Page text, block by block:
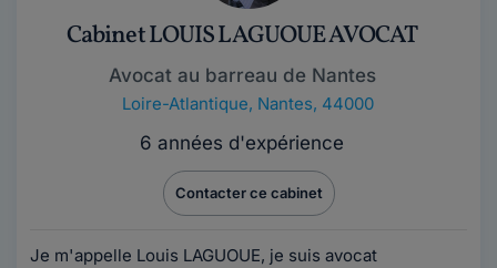
Cabinet LOUIS LAGUOUE AVOCAT
Avocat au barreau de Nantes
Loire-Atlantique, Nantes, 44000
6 années d'expérience
Contacter ce cabinet
Je m'appelle Louis LAGUOUE, je suis avocat